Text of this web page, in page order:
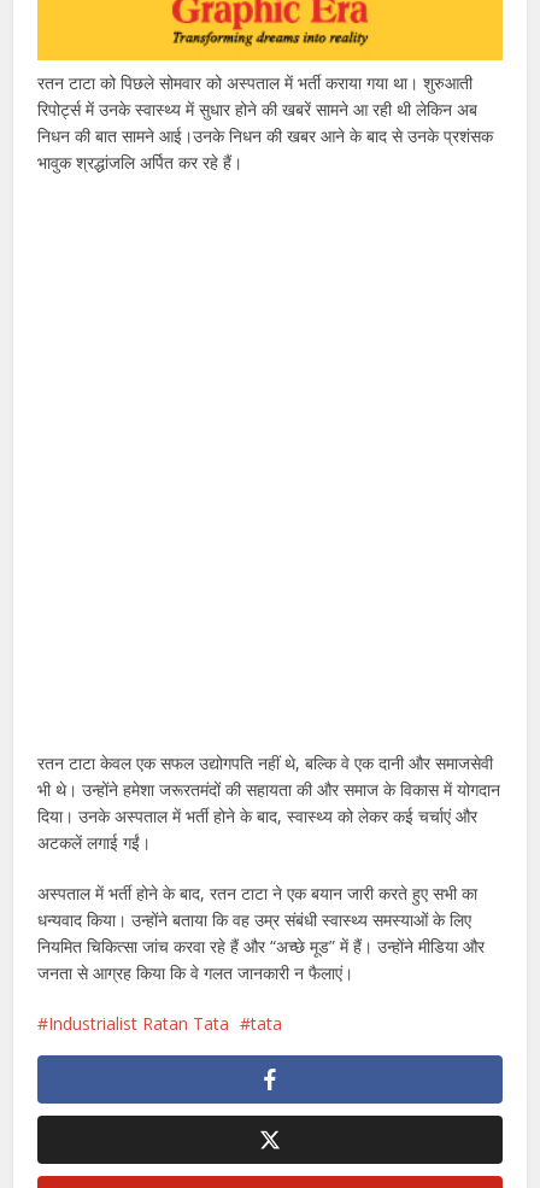
रतन टाटा को पिछले सोमवार को अस्पताल में भर्ती कराया गया था। शुरुआती
रिपोर्ट्स में उनके स्वास्थ्य में सुधार होने की खबरें सामने आ रही थी लेकिन अब
निधन की बात सामने आई।उनके निधन की खबर आने के बाद से उनके प्रशंसक
भावुक श्रद्धांजलि अर्पित कर रहे हैं।
रतन टाटा केवल एक सफल उद्योगपति नहीं थे, बल्कि वे एक दानी और समाजसेवी
भी थे। उन्होंने हमेशा जरूरतमंदों की सहायता की और समाज के विकास में योगदान
दिया। उनके अस्पताल में भर्ती होने के बाद, स्वास्थ्य को लेकर कई चर्चाएं और
अटकलें लगाई गईं।
अस्पताल में भर्ती होने के बाद, रतन टाटा ने एक बयान जारी करते हुए सभी का
धन्यवाद किया। उन्होंने बताया कि वह उम्र संबंधी स्वास्थ्य समस्याओं के लिए
नियमित चिकित्सा जांच करवा रहे हैं और “अच्छे मूड” में हैं। उन्होंने मीडिया और
जनता से आग्रह किया कि वे गलत जानकारी न फैलाएं।
Industrialist Ratan Tata tata